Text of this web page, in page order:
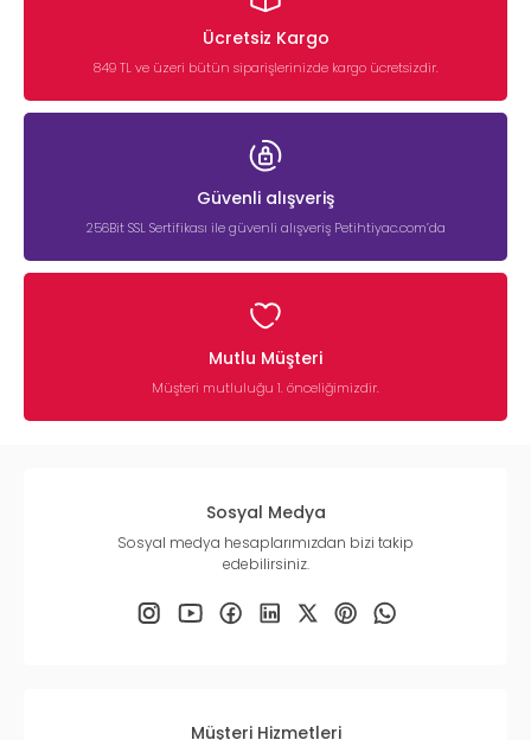
Ücretsiz Kargo
849 TL ve üzeri bütün siparişlerinizde kargo ücretsizdir.
Güvenli alışveriş
256Bit SSL Sertifikası ile güvenli alışveriş Petihtiyac.com’da
Mutlu Müşteri
Müşteri mutluluğu 1. önceliğimizdir.
Sosyal Medya
Sosyal medya hesaplarımızdan bizi takip
edebilirsiniz.
Müşteri Hizmetleri